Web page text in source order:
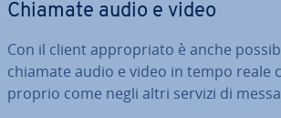
Chiamate audio e video
Con il client ap­pro­pria­to è anche
chiamate audio e video in tempo reale
proprio come negli altri servizi di